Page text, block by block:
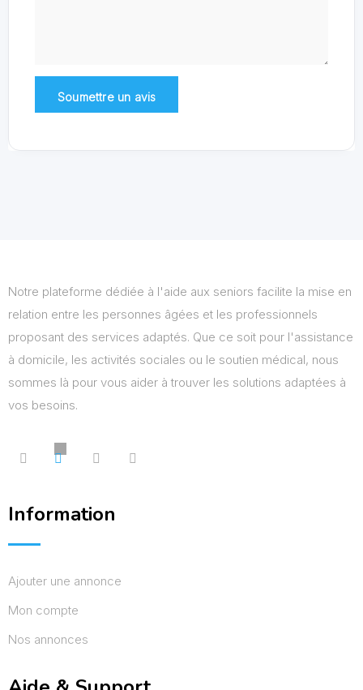
Notre plateforme dédiée à l'aide aux seniors facilite la mise en
relation entre les personnes âgées et les professionnels
proposant des services adaptés. Que ce soit pour l'assistance
à domicile, les activités sociales ou le soutien médical, nous
sommes là pour vous aider à trouver les solutions adaptées à
vos besoins.
Information
Ajouter une annonce
Mon compte
Nos annonces